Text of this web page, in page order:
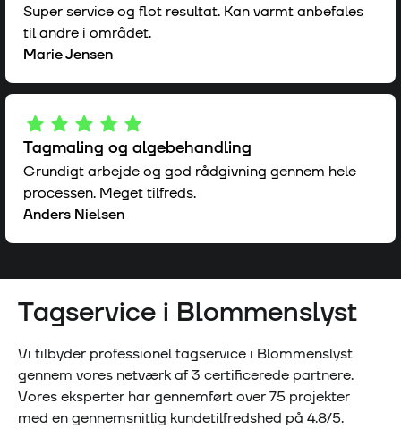
Super service og flot resultat. Kan varmt anbefales
til andre i området.
Marie Jensen
Tagmaling og algebehandling
Grundigt arbejde og god rådgivning gennem hele
processen. Meget tilfreds.
Anders Nielsen
Tagservice i Blommenslyst
Vi tilbyder professionel tagservice i Blommenslyst
gennem vores netværk af3 certificerede partnere.
Vores eksperter har gennemført over75 projekter
med en gennemsnitlig kundetilfredshed på 4.8/5.